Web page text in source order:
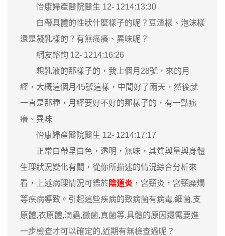
怡康婦產醫院醫生 12- 1214:13:30
白帶具體的性狀什麼樣子的呢？豆渣樣、泡沫樣
還是凝乳樣的？有無瘙癢、異味呢？
網友諮詢 12- 1214:16:26
想乳液的那樣子的，我上個月28號，來的月
經，大概這個月45號這樣，中間好了兩天，然後就
一直是那種，月經要好不好的那樣子的，有一點瘙
癢、異味
怡康婦產醫院醫生 12- 1214:17:17
正常白帶呈白色，透明，無味，其質與量與身體
生理狀況變化有關，從你所描述的情況綜合分析來
看，上述病理情況可鑑於陰道炎 ，宮頸炎，宮頸糜爛
等疾病導致。引起這些疾病的致病菌有病毒,細菌,支
原體,衣原體,滴蟲,黴菌,真菌等.具體的原因還需要進
一步檢查才可以確定的,近期有無檢查過呢？